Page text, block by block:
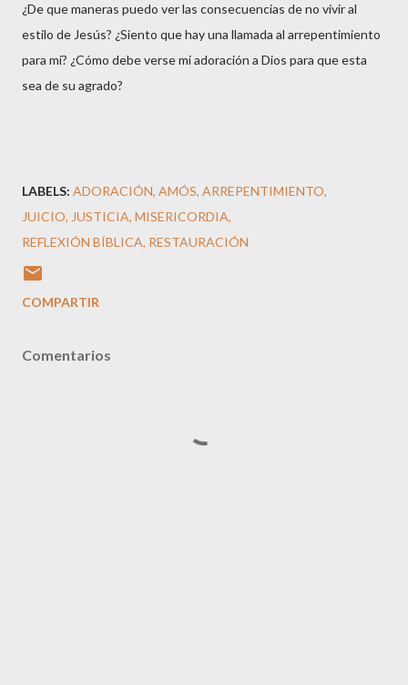
¿De que maneras puedo ver las consecuencias de no vivir al
estilo de Jesús? ¿Siento que hay una llamada al arrepentimiento
para mi? ¿Cómo debe verse mi adoración a Dios para que esta
sea de su agrado?
LABELS: ADORACIÓN AMÓS ARREPENTIMIENTO
JUICIO JUSTICIA MISERICORDIA
REFLEXIÓN BÍBLICA RESTAURACIÓN
COMPARTIR
Comentarios